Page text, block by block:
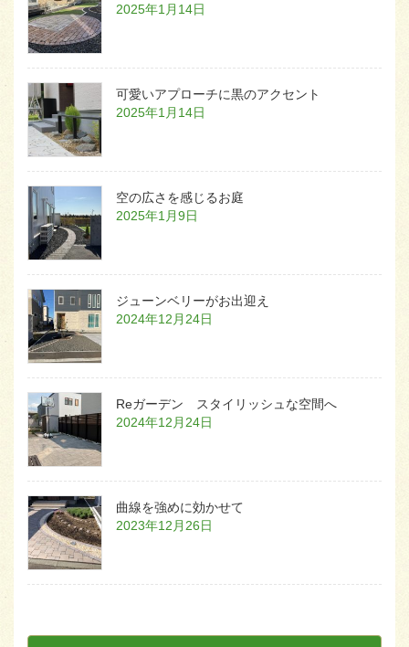
2025年1月14日
可愛いアプローチに黒のアクセント
2025年1月14日
空の広さを感じるお庭
2025年1月9日
ジューンベリーがお出迎え
2024年12月24日
Reガーデン スタイリッシュな空間へ
2024年12月24日
曲線を強めに効かせて
2023年12月26日